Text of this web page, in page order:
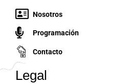
Nosotros
Programación
Contacto
Legal